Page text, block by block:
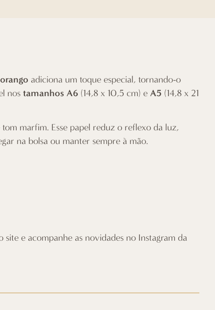
adiciona um toque especial, tornando-o
nos tamanhos A6 (14,8 x 10,5 cm) e A5 (14,8 x 21
marfim. Esse papel reduz o reflexo da luz,
na bolsa ou manter sempre à mão.
site e acompanhe as novidades no Instagram da